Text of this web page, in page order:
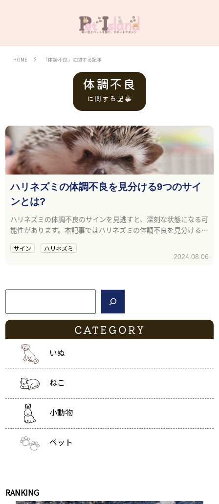
HOME 「体調不良」に関する記事
体調不良
に関する記事
ハリネズミの体調不良を見分ける9つのサイ
ンとは?
ハリネズミの体調不良のサインを見逃すと、深刻な状態になる可
能性があります。本記事ではハリネズミの体調不良を見分ける9
サイン ハリネズミ
2024.08.06
検索
CATEGORY
いぬ
ねこ
小動物
ペット
RANKING